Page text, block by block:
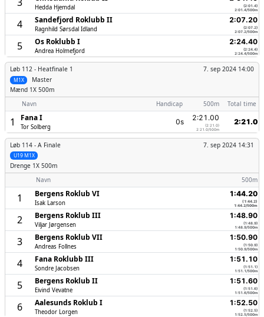
Hedda Hjemdal
(2:01.4)
2:01.4/500m
4 Sandefjord Roklubb II
Ragnhild Sørsdal Idland
2:07.20
(2:07.2)
2:07.2/500m
5 Os Roklubb I
Andrea Holmefjord
2:24.40
(2:24.4)
2:24.4/500m
Løb 112 - Heatfinale 1
Master
7. sep 2024 14:00
M1X
Mænd 1X 500m
Navn
Handicap 500m Total time
1 Fana I
Tor Solberg
0s 2:21.00
(2:21.0)
2:21.0/500m
2:21.0
Løb 114 - A Finale 7. sep 2024 14:31
U19 M1X
Drenge 1X 500m
Navn
500m
1 Bergens Roklub VI
Isak Larson
1:44.20
(1:44.2)
1:44.2/500m
2 Bergens Roklub III
Viljar Jørgensen
1:48.90
(1:48.9)
1:48.9/500m
3 Bergens Roklub VII
Andreas Follnes
1:50.90
(1:50.9)
1:50.9/500m
4 Fana Roklubb III
Sondre Jacobsen
1:51.10
(1:51.1)
1:51.1/500m
5 Bergens Roklub II
Eivind Vevatne
1:51.60
(1:51.6)
1:51.6/500m
6 Aalesunds Roklub I
Theodor Lorgen
1:52.50
(1:52.5)
1:52.5/500m